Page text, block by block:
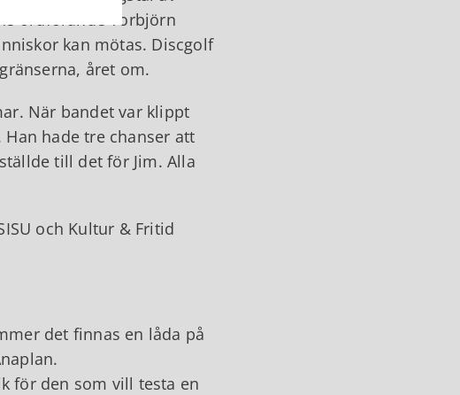
ordförande Torbjörn
kan mötas. Discgolf
året om.
När bandet var klippt
hade tre chanser att
till det för Jim. Alla
och Kultur & Fritid
det finnas en låda på
för den som vill testa en